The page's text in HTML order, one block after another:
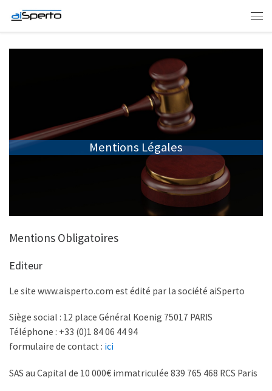
Skip to content
Mentions Légales
Mentions Obligatoires
Editeur
Le site www.aisperto.com est édité par la société aiSperto
Siège social : 12 place Général Koenig 75017 PARIS
Téléphone : +33 (0)1 84 06 44 94
formulaire de contact : ici
SAS au Capital de 10 000€ immatriculée 839 765 468 RCS Paris